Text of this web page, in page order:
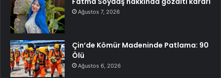
Ağustos 7, 2026
Çin’de Kömür Madeninde Patlama: 90
Ölü
Ağustos 6, 2026